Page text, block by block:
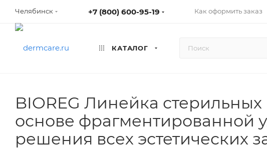
Челябинск +7 (800) 600-95-19 Как оформить заказ
КАТАЛОГ
BIOREG Линейка
основе фрагментированной
решения всех эстетических